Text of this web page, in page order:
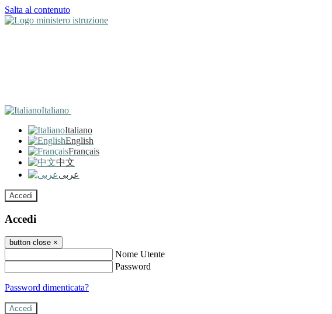
Salta al contenuto
Italiano
Italiano
English
Français
中文
عربى
Accedi
Accedi
button close ×
Nome Utente
Password
Password dimenticata?